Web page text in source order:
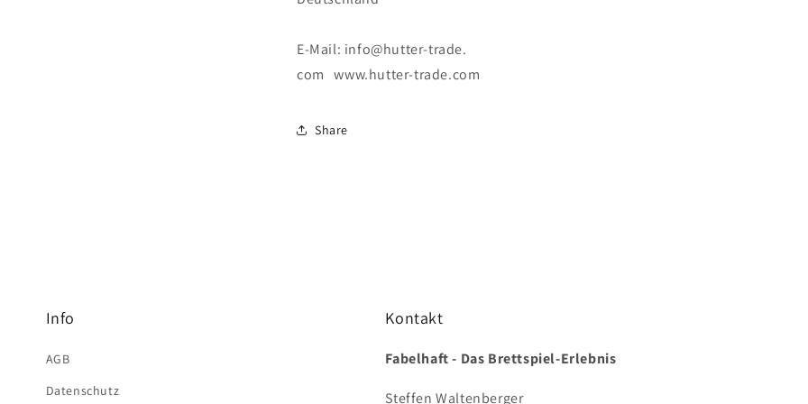
E-Mail: info@hutter-trade.
com www.hutter-trade.com
Share
Info
AGB
Datenschutz
Kontakt
Fabelhaft - Das Brettspiel-Erlebnis
Steffen Waltenberger